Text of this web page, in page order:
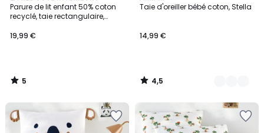
Parure de lit enfant 50% coton
recyclé, taie rectangulaire,
19,99 €
/
5
5
/
Taie d'oreiller bébé coton, Stella
14,99 €
/ 5
Couleurs
4,5
/